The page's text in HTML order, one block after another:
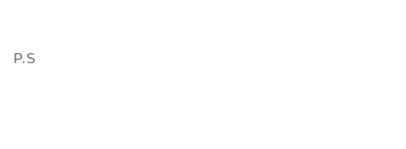
P.S